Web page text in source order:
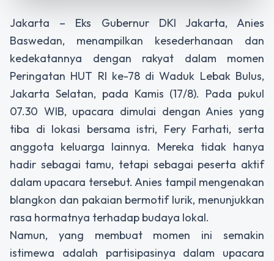
Jakarta – Eks Gubernur DKI Jakarta, Anies
Baswedan, menampilkan kesederhanaan dan
kedekatannya dengan rakyat dalam momen
Peringatan HUT RI ke-78 di Waduk Lebak Bulus,
Jakarta Selatan, pada Kamis (17/8). Pada pukul
07.30 WIB, upacara dimulai dengan Anies yang
tiba di lokasi bersama istri, Fery Farhati, serta
anggota keluarga lainnya. Mereka tidak hanya
hadir sebagai tamu, tetapi sebagai peserta aktif
dalam upacara tersebut. Anies tampil mengenakan
blangkon dan pakaian bermotif lurik, menunjukkan
rasa hormatnya terhadap budaya lokal.
Namun, yang membuat momen ini semakin
istimewa adalah partisipasinya dalam upacara